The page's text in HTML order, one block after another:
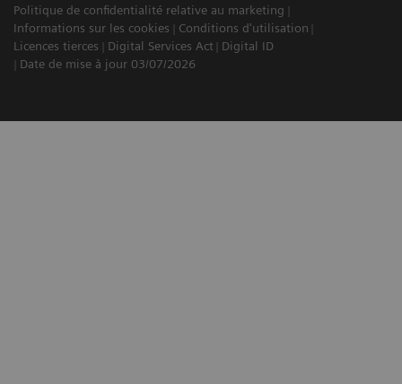
Politique de confidentialité relative au marketing
Informations sur les cookies
Conditions d'utilisation
Licences tierces
Digital Services Act
Digital ID
Date de mise à jour 03/07/2026